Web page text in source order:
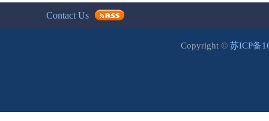
Contact Us
Copyright © 苏ICP备